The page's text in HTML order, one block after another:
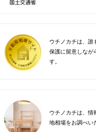
ウチノカチは、誰
保護に留意しなが
す。
ウチノカチは、情
地相場をお調べい